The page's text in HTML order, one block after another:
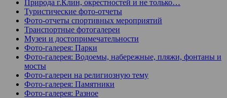
Природа г.Клин, окрестностей и не только…
Туристические фото-отчеты
Фото-отчеты спортивных мероприятий
Транспортные фотогалереи
Музеи и достопримечательности
Фото-галерея: Парки
Фото-галерея: Водоемы, набережные, пляжи, фонтаны и
мосты
Фото-галереи на религиозную тему
Фото-галерея: Памятники
Фото-галерея: Разное